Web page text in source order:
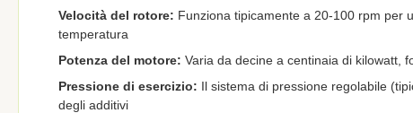
Velocità del rotore: Funziona tipicamente a 20-100 rpm per
temperatura
Potenza del motore: Varia da decine a centinaia di kilowatt,
Pressione di esercizio: Il sistema di pressione regolabile
degli additivi